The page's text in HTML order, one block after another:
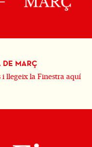
DE MARÇ
i llegeix la Finestra aquí